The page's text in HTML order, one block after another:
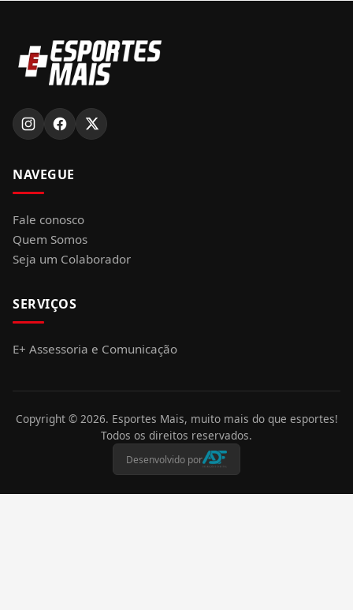
NAVEGUE
Fale conosco
Quem Somos
Seja um Colaborador
SERVIÇOS
E+ Assessoria e Comunicação
Copyright © 2026. Esportes Mais, muito mais do que esportes!
Todos os direitos reservados.
Desenvolvido por